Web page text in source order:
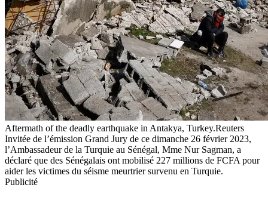
Aftermath of the deadly earthquake in Antakya, Turkey.Reuters
Invitée de l’émission Grand Jury de ce dimanche 26 février 2023,
l’Ambassadeur de la Turquie au Sénégal, Mme Nur Sagman, a
déclaré que des Sénégalais ont mobilisé 227 millions de FCFA pour
aider les victimes du séisme meurtrier survenu en Turquie.
Publicité